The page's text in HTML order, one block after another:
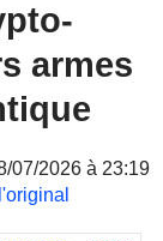
armes
07/2026 à 23:19